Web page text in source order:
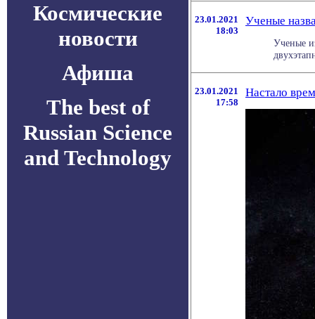
Космические
новости
Афиша
The best of
Russian Science
and Technology
23.01.2021
18:03
Ученые
Ученые
23.01.2021
17:58
Настало